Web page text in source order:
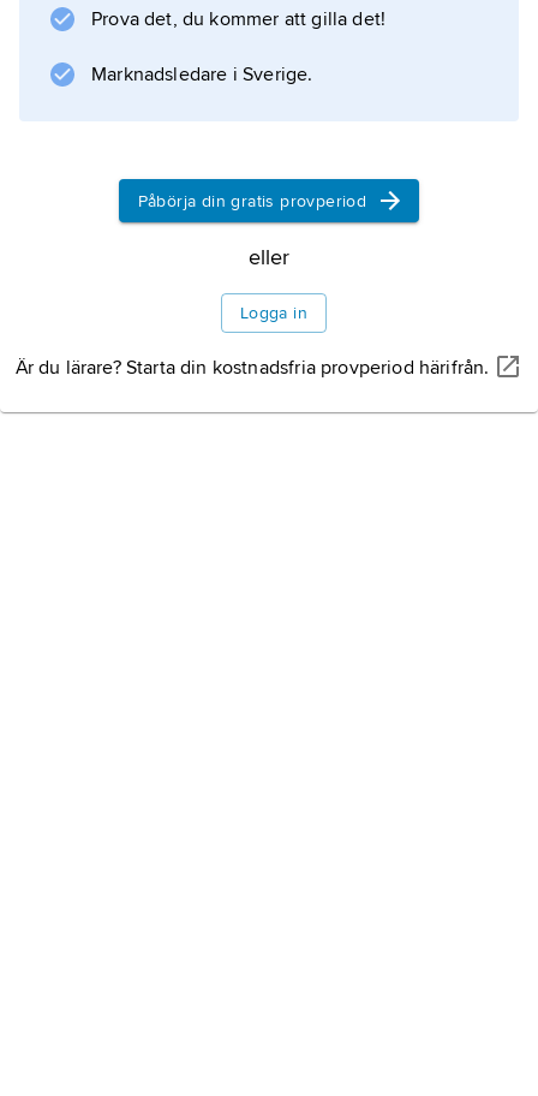
Prova det, du kommer att gilla det!
Marknadsledare i Sverige.
Påbörja din gratis provperiod
eller
Logga in
Är du lärare? Starta din kostnadsfria provperiod härifrån.